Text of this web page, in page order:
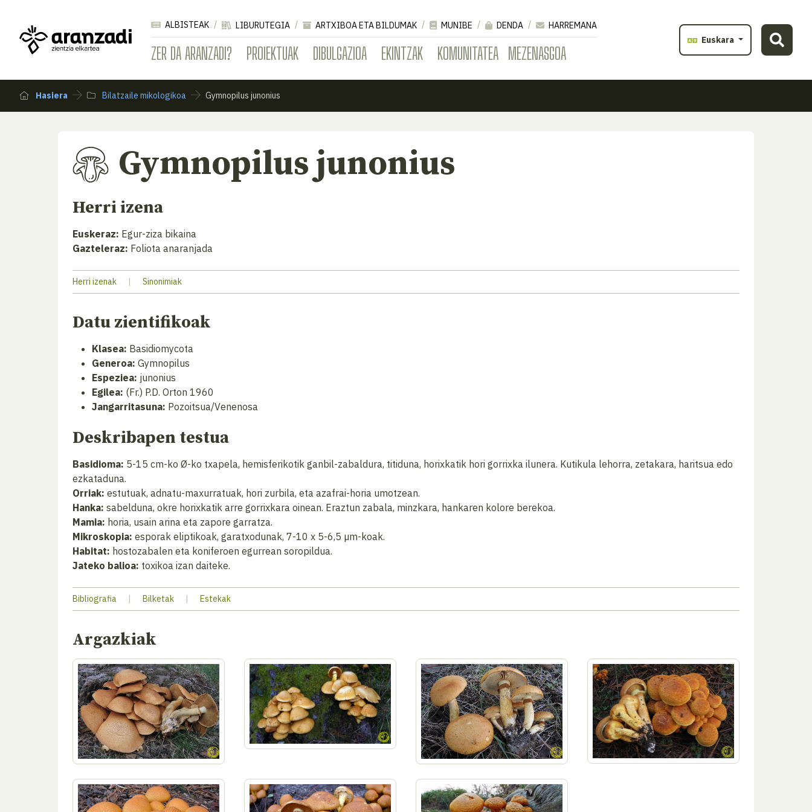
ZER DA ARANZADI? PROIEKTUAK DIBULGAZIOA EKINTZAK KOMUNITATEA MEZENASGOA
ALBISTEAK LIBURUTEGIA ARTXIBOA ETA BILDUMAK MUNIBE DENDA
HARREMANA
Euskara
Hasiera Bilatzaile mikologikoa Gymnopilus junonius
Gymnopilus junonius
Herri izena
Euskeraz: Egur-ziza bikaina
Gazteleraz: Foliota anaranjada
Herri izenak | Sinonimiak
Datu zientifikoak
Klasea: Basidiomycota
Generoa: Gymnopilus
Espeziea: junonius
Egilea: (Fr.) P.D. Orton 1960
Jangarritasuna: Pozoitsua/Venenosa
Deskribapen testua
Basidioma: 5-15 cm-ko Ø-ko txapela, hemisferikotik ganbil-zabaldura, titiduna, horixkatik hori gorrixka ilunera. Kutikula lehorra, zetakara, haritsua edo
ezkataduna.
Orriak: estutuak, adnatu-maxurratuak, hori zurbila, eta azafrai-horia umotzean.
Hanka: sabelduna, okre horixkatik arre gorrixkara oinean. Eraztun zabala, minzkara, hankaren kolore berekoa.
Mamia: horia, usain arina eta zapore garratza.
Mikroskopia: esporak eliptikoak, garatxodunak, 7-10 x 5-6,5 µm-koak.
Habitat: hostozabalen eta koniferoen egurrean soropildua.
Jateko balioa: toxikoa izan daiteke.
Bibliografia | Bilketak | Estekak
Argazkiak